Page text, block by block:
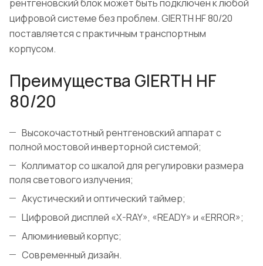
рентгеновский блок может быть подключен к любой
цифровой системе без проблем. GIERTH HF 80/20
поставляется с практичным транспортным
корпусом.
Преимущества GIERTH HF
80/20
Высокочастотный рентгеновский аппарат с
полной мостовой инверторной системой;
Коллиматор со шкалой для регулировки размера
поля светового излучения;
Акустический и оптический таймер;
Цифровой дисплей «X-RAY», «READY» и «ERROR»;
Алюминиевый корпус;
Современный дизайн.